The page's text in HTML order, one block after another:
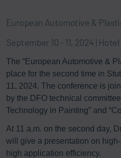
European Automotive &
September 10 - 11, 2024 |
The “European Automotive &
place for the second time in
11, 2024. The conference is
by the DFO technical
Technology in Painting” and
At 11 a.m. on the second day,
will give a presentation on
high application efficiency.